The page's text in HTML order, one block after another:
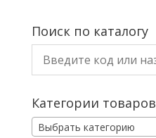
Поиск по каталогу
Категории товаров
Выбрать категорию